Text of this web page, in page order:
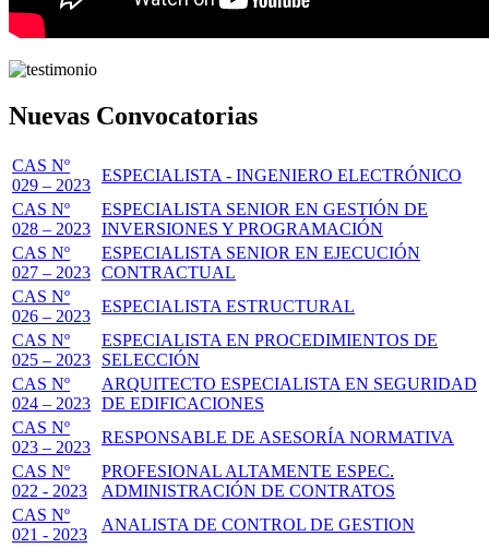
Nuevas Convocatorias
CAS Nº
029 – 2023
ESPECIALISTA - INGENIERO ELECTRÓNICO
CAS Nº
028 – 2023
ESPECIALISTA SENIOR EN GESTIÓN DE
INVERSIONES Y PROGRAMACIÓN
CAS Nº
027 – 2023
ESPECIALISTA SENIOR EN EJECUCIÓN
CONTRACTUAL
CAS Nº
026 – 2023
ESPECIALISTA ESTRUCTURAL
CAS Nº
025 – 2023
ESPECIALISTA EN PROCEDIMIENTOS DE
SELECCIÓN
CAS Nº
024 – 2023
ARQUITECTO ESPECIALISTA EN SEGURIDAD
DE EDIFICACIONES
CAS Nº
023 – 2023
RESPONSABLE DE ASESORÍA NORMATIVA
CAS Nº
022 - 2023
PROFESIONAL ALTAMENTE ESPEC.
ADMINISTRACIÓN DE CONTRATOS
CAS Nº
021 - 2023
ANALISTA DE CONTROL DE GESTION